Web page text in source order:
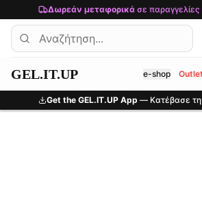
Μετάβαση στο κύριο περιεχόμενο
Δωρεάν μεταφορικάσε
GEL.IT.UP e-shop Outlet
Get the GEL.IT.UP App — Κατέβασε